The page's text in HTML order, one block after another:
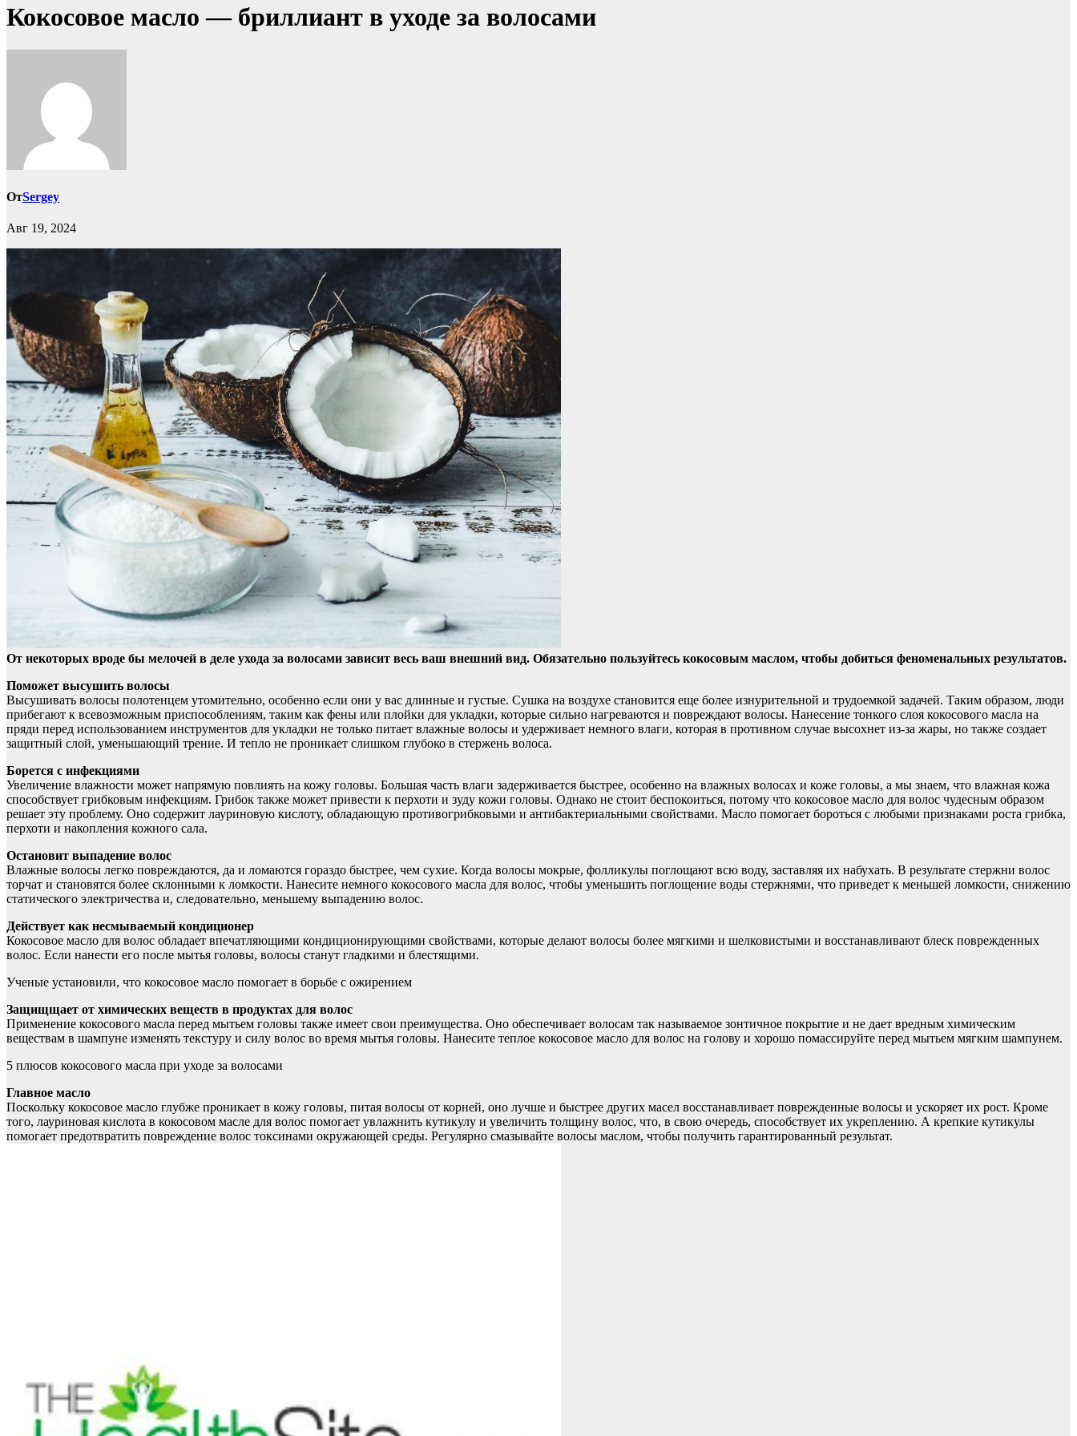
Кокосовое масло — бриллиант в уходе за волосами
ОтSergey
Авг 19, 2024
От некоторых вроде бы мелочей в деле ухода за волосами зависит весь ваш внешний вид. Обязательно пользуйтесь кокосовым маслом, чтобы добиться феноменальных результатов.
Поможет высушить волосы
Высушивать волосы полотенцем утомительно, особенно если они у вас длинные и густые. Сушка на воздухе становится еще более изнурительной и трудоемкой задачей. Таким образом, люди
прибегают к всевозможным приспособлениям, таким как фены или плойки для укладки, которые сильно нагреваются и повреждают волосы. Нанесение тонкого слоя кокосового масла на
пряди перед использованием инструментов для укладки не только питает влажные волосы и удерживает немного влаги, которая в противном случае высохнет из-за жары, но также создает
защитный слой, уменьшающий трение. И тепло не проникает слишком глубоко в стержень волоса.
Борется с инфекциями
Увеличение влажности может напрямую повлиять на кожу головы. Большая часть влаги задерживается быстрее, особенно на влажных волосах и коже головы, а мы знаем, что влажная кожа
способствует грибковым инфекциям. Грибок также может привести к перхоти и зуду кожи головы. Однако не стоит беспокоиться, потому что кокосовое масло для волос чудесным образом
решает эту проблему. Оно содержит лауриновую кислоту, обладающую противогрибковыми и антибактериальными свойствами. Масло помогает бороться с любыми признаками роста грибка,
перхоти и накопления кожного сала.
Остановит выпадение волос
Влажные волосы легко повреждаются, да и ломаются гораздо быстрее, чем сухие. Когда волосы мокрые, фолликулы поглощают всю воду, заставляя их набухать. В результате стержни волос
торчат и становятся более склонными к ломкости. Нанесите немного кокосового масла для волос, чтобы уменьшить поглощение воды стержнями, что приведет к меньшей ломкости, снижению
статического электричества и, следовательно, меньшему выпадению волос.
Действует как несмываемый кондиционер
Кокосовое масло для волос обладает впечатляющими кондиционирующими свойствами, которые делают волосы более мягкими и шелковистыми и восстанавливают блеск поврежденных
волос. Если нанести его после мытья головы, волосы станут гладкими и блестящими.
Ученые установили, что кокосовое масло помогает в борьбе с ожирением
Защищщает от химических веществ в продуктах для волос
Применение кокосового масла перед мытьем головы также имеет свои преимущества. Оно обеспечивает волосам так называемое зонтичное покрытие и не дает вредным химическим
веществам в шампуне изменять текстуру и силу волос во время мытья головы. Нанесите теплое кокосовое масло для волос на голову и хорошо помассируйте перед мытьем мягким шампунем.
5 плюсов кокосового масла при уходе за волосами
Главное масло
Поскольку кокосовое масло глубже проникает в кожу головы, питая волосы от корней, оно лучше и быстрее других масел восстанавливает поврежденные волосы и ускоряет их рост. Кроме
того, лауриновая кислота в кокосовом масле для волос помогает увлажнить кутикулу и увеличить толщину волос, что, в свою очередь, способствует их укреплению. А крепкие кутикулы
помогает предотвратить повреждение волос токсинами окружающей среды. Регулярно смазывайте волосы маслом, чтобы получить гарантированный результат.